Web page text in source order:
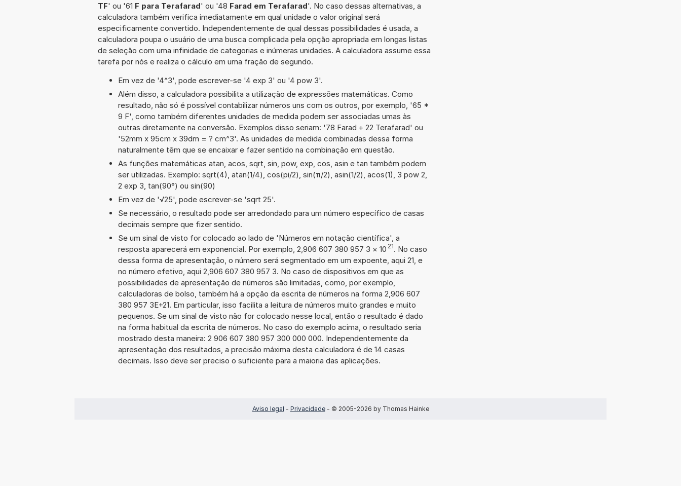
TF' ou '61 F para Terafarad' ou '48 Farad em Terafarad'. No caso dessas alternativas, a
calculadora também verifica imediatamente em qual unidade o valor original será
especificamente convertido. Independentemente de qual dessas possibilidades é usada, a
calculadora poupa o usuário de uma busca complicada pela opção apropriada em longas listas
de seleção com uma infinidade de categorias e inúmeras unidades. A calculadora assume essa
tarefa por nós e realiza o cálculo em uma fração de segundo.
Em vez de '4^3', pode escrever-se '4 exp 3' ou '4 pow 3'.
Além disso, a calculadora possibilita a utilização de expressões matemáticas. Como
resultado, não só é possível contabilizar números uns com os outros, por exemplo, '65 *
9 F', como também diferentes unidades de medida podem ser associadas umas às
outras diretamente na conversão. Exemplos disso seriam: '78 Farad + 22 Terafarad' ou
'52mm x 95cm x 39dm = ? cm^3'. As unidades de medida combinadas dessa forma
naturalmente têm que se encaixar e fazer sentido na combinação em questão.
As funções matemáticas atan, acos, sqrt, sin, pow, exp, cos, asin e tan também podem
ser utilizadas. Exemplo: sqrt(4), atan(1/4), cos(pi/2), sin(π/2), asin(1/2), acos(1), 3 pow 2,
2 exp 3, tan(90°) ou sin(90)
Em vez de '√25', pode escrever-se 'sqrt 25'.
Se necessário, o resultado pode ser arredondado para um número específico de casas
decimais sempre que fizer sentido.
Se um sinal de visto for colocado ao lado de 'Números em notação científica', a
resposta aparecerá em exponencial. Por exemplo, 2,906 607 380 957 3 × 10 21. No caso
dessa forma de apresentação, o número será segmentado em um expoente, aqui 21, e
no número efetivo, aqui 2,906 607 380 957 3. No caso de dispositivos em que as
possibilidades de apresentação de números são limitadas, como, por exemplo,
calculadoras de bolso, também há a opção da escrita de números na forma 2,906 607
380 957 3E+21. Em particular, isso facilita a leitura de números muito grandes e muito
pequenos. Se um sinal de visto não for colocado nesse local, então o resultado é dado
na forma habitual da escrita de números. No caso do exemplo acima, o resultado seria
mostrado desta maneira: 2 906 607 380 957 300 000 000. Independentemente da
apresentação dos resultados, a precisão máxima desta calculadora é de 14 casas
decimais. Isso deve ser preciso o suficiente para a maioria das aplicações.
Aviso legal - Privacidade- © 2005-2026 by Thomas Hainke